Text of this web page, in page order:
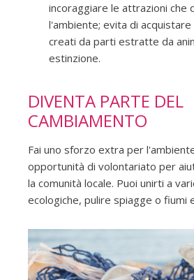
incoraggiare le attrazioni che
l'ambiente; evita di
creati da parti estratte da
estinzione.
DIVENTA PARTE DEL
CAMBIAMENTO
Fai uno sforzo extra per
opportunità di volontariato per
la comunità locale. Puoi unirti a
ecologiche, pulire spiagge o fiumi